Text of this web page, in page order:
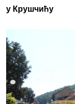
у Крушчићу